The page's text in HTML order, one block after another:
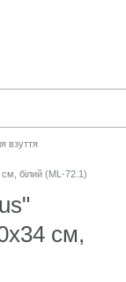
взуття
білий (ML-72.1)
см,